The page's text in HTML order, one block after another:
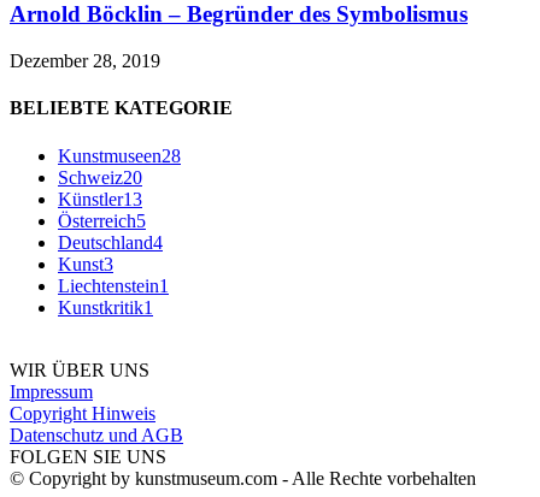
Arnold Böcklin – Begründer des Symbolismus
Dezember 28, 2019
BELIEBTE KATEGORIE
Kunstmuseen28
Schweiz20
Künstler13
Österreich5
Deutschland4
Kunst3
Liechtenstein1
Kunstkritik1
WIR ÜBER UNS
Impressum
Copyright Hinweis
Datenschutz und AGB
FOLGEN SIE UNS
© Copyright by kunstmuseum.com - Alle Rechte vorbehalten